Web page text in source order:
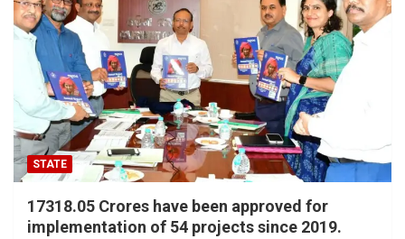
STATE
17318.05 Crores have been approved for
implementation of 54 projects since 2019.